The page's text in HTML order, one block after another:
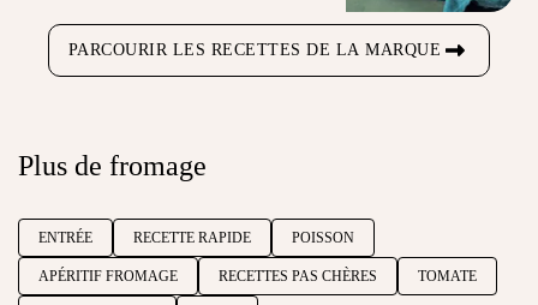
PARCOURIR LES RECETTES DE LA MARQUE
Plus de fromage
ENTRÉE RECETTE RAPIDE POISSON
APÉRITIF FROMAGE RECETTES PAS CHÈRES TOMATE